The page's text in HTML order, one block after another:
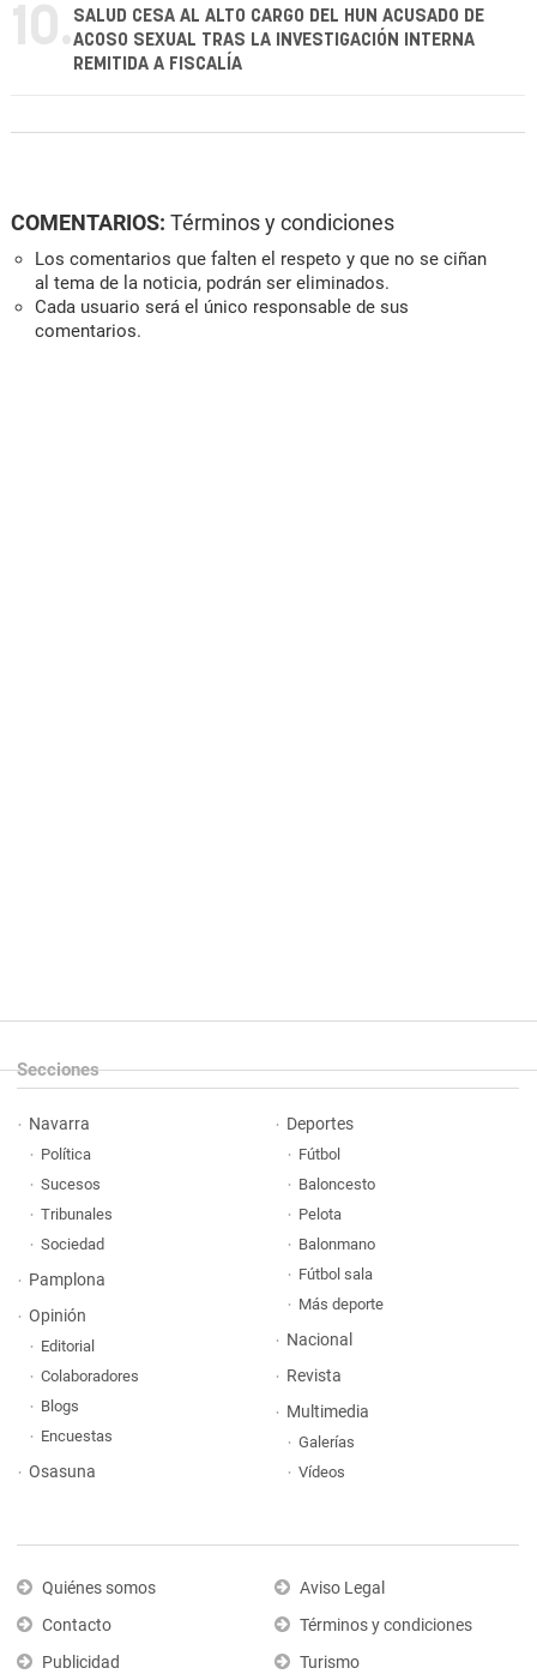
10. SALUD CESA AL ALTO CARGO DEL HUN ACUSADO DE
ACOSO SEXUAL TRAS LA INVESTIGACIÓN INTERNA
REMITIDA A FISCALÍA
COMENTARIOS: Términos y condiciones
Los comentarios que falten el respeto y que no se ciñan
al tema de la noticia, podrán ser eliminados.
Cada usuario será el único responsable de sus
comentarios.
Secciones
Navarra
Política
Sucesos
Tribunales
Sociedad
Pamplona
Opinión
Editorial
Colaboradores
Blogs
Encuestas
Osasuna
Deportes
Fútbol
Baloncesto
Pelota
Balonmano
Fútbol sala
Más deporte
Nacional
Revista
Multimedia
Galerías
Vídeos
Quiénes somos
Contacto
Publicidad
Aviso Legal
Términos y condiciones
Turismo